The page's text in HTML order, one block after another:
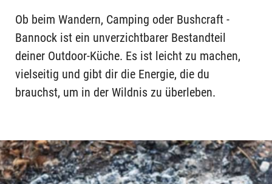
Ob beim Wandern, Camping oder Bushcraft -
Bannock ist ein unverzichtbarer Bestandteil
deiner Outdoor-Küche. Es ist leicht zu machen,
vielseitig und gibt dir die Energie, die du
brauchst, um in der Wildnis zu überleben.